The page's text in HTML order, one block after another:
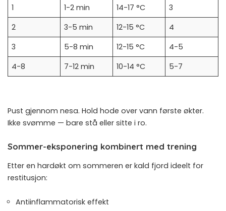
1 1-2 min 14-17 °C
3
2
3-5 min 12-15 °C
4
3
5-8 min 12-15 °C
4-5
4-8
7-12 min 10-14 °C 5-7
Pust gjennom nesa. Hold hode over vann første økter.
Ikke svømme — bare stå eller sitte i ro.
Sommer-eksponering kombinert med trening
Etter en hardøkt om sommeren er kald fjord ideelt for
restitusjon:
Antiinflammatorisk effekt